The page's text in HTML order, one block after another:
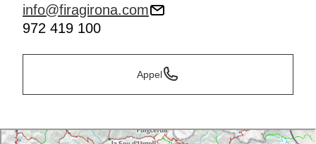
info@firagirona.com
972 419 100
Appel